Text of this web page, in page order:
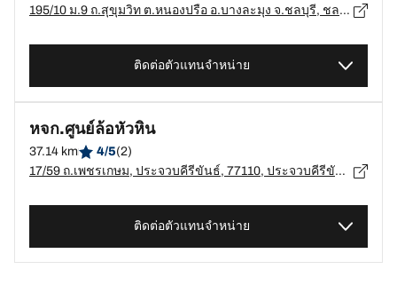
195/10 ม.9 ถ.สุขุมวิท ต.หนองปรือ อ.บางละมุง จ.ชลบุรี, ชลบุรี - 20150
ติดต่อตัวแทนจำหน่าย
หจก.ศูนย์ล้อหัวหิน
37.14 km 4/5(2)
17/59 ถ.เพชรเกษม, ประจวบคีรีขันธ์, 77110, ประจวบคีรีขันธ์ - 77110
ติดต่อตัวแทนจำหน่าย